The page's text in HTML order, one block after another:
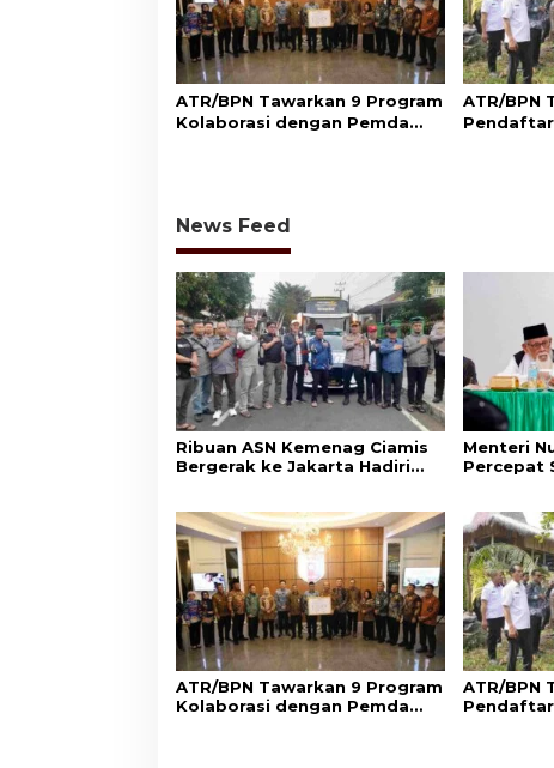
ATR/BPN Tawarkan 9 Program
Kolaborasi dengan Pemda
ATR/BPN
News Feed
Ribuan ASN Kemenag Ciamis
Bergerak ke Jakarta Hadiri
Menteri
Percepat
ATR/BPN Tawarkan 9 Program
Kolaborasi dengan Pemda
ATR/BPN